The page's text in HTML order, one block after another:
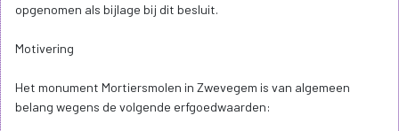
b) buiten een straal van 100 meter rond de molen de hoogte van
de onderzijde van de wieken per 100 meter, gerekend vanaf de
Voor deze zone kan ook de formule van Beljaars gehanteerd
worden. Deze is gebaseerd op de ruwheid van het terrein, de